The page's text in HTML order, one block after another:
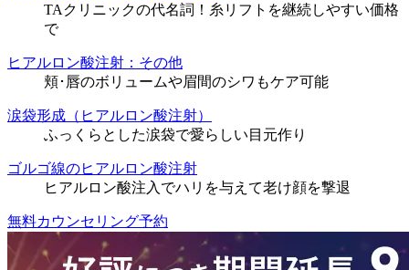
TAクリニックの代名詞！糸リフトを継続しやすい価格
で
ヒアルロン酸注射：その他
頬･唇のボリュームや眉間のシワもケア可能
涙袋形成（ヒアルロン酸注射）
ふっくらとした涙袋で愛らしい目元作り
ゴルゴ線のヒアルロン酸注射
ヒアルロン酸注入でハリを与えて老け顔を撃退
無料カウンセリング予約